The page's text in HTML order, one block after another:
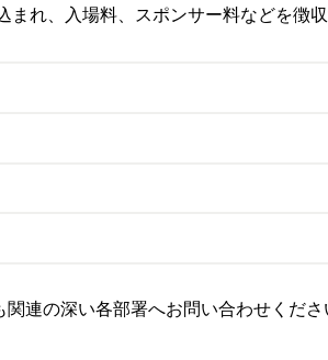
れ、入場料、スポンサー料などを徴
連の深い各部署へお問い合わせくだ